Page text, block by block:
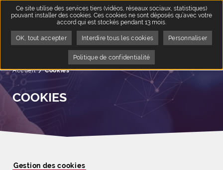
Accueil Page active :
Cookies
COOKIES
Gestion des cookies
Ce site utilise des services tiers (vidéos, réseaux sociaux, statistiques)
pouvant installer des cookies. Ces cookies ne sont déposés qu’avec votre
accord qui est stockés pendant 13 mois.
OK, tout accepter Interdire tous les cookies Personnaliser
Politique de confidentialité